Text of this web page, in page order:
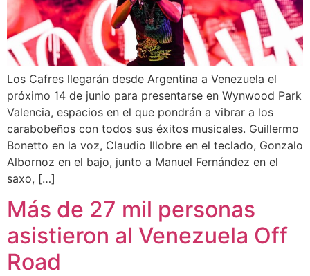
Los Cafres llegarán desde Argentina a Venezuela el
próximo 14 de junio para presentarse en Wynwood Park
Valencia, espacios en el que pondrán a vibrar a los
carabobeños con todos sus éxitos musicales. Guillermo
Bonetto en la voz, Claudio Illobre en el teclado, Gonzalo
Albornoz en el bajo, junto a Manuel Fernández en el
saxo, […]
Más de 27 mil personas
asistieron al Venezuela Off
Road